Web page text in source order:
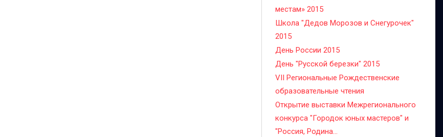
местам» 2015
Школа "Дедов Морозов и Снегурочек"
2015
День России 2015
День "Русской березки" 2015
VII Региональные Рождественские
образовательные чтения
Открытие выставки Межрегионального
конкурса "Городок юных мастеров" и
"Россия, Родина...